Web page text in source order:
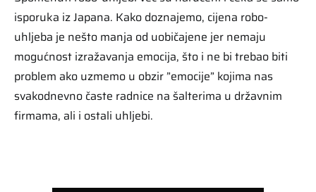
isporuka iz Japana. Kako doznajemo, cijena robo-
uhljeba je nešto manja od uobičajene jer nemaju
mogućnost izražavanja emocija, što i ne bi trebao biti
problem ako uzmemo u obzir ”emocije” kojima nas
svakodnevno časte radnice na šalterima u državnim
firmama, ali i ostali uhljebi.